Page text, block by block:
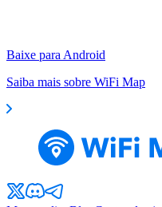
Baixe para Android
Saiba mais sobre WiFi Map